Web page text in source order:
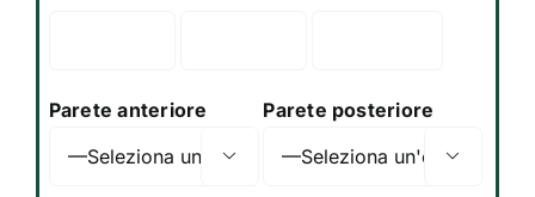
Parete anteriore

Parete posteriore
